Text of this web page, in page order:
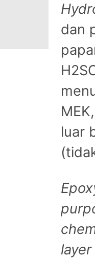
dan
luar